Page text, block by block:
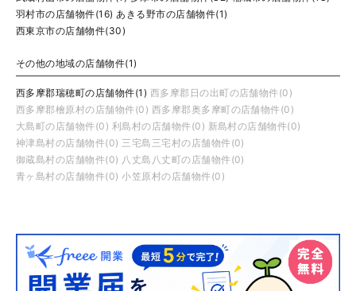
羽村市の店舗物件(16) あきる野市の店舗物件(1)
西東京市の店舗物件(30)
その他の地域の店舗物件(1)
西多摩郡瑞穂町の店舗物件(1) 西多摩郡日の出町の店舗物件(0)
西多摩郡檜原村の店舗物件(0) 西多摩郡奥多摩町の店舗物件(0)
大島町の店舗物件(0) 利島村の店舗物件(0) 新島村の店舗物件(0)
神津島村の店舗物件(0) 三宅島三宅村の店舗物件(0)
御蔵島村の店舗物件(0) 八丈島八丈町の店舗物件(0)
青ヶ島村の店舗物件(0) 小笠原村の店舗物件(0)